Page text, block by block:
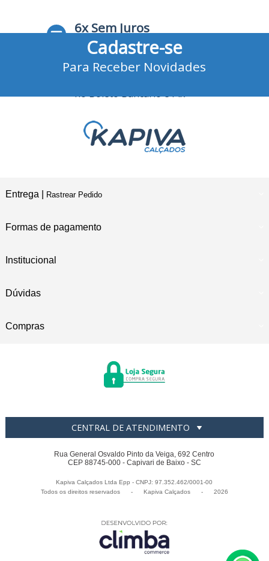
6x Sem Juros
no Cartão de Crédito
no Boleto Bancário e Pix
Cadastre-se
Para Receber Novidades
Entrega | Rastrear Pedido
Formas de pagamento
Institucional
Dúvidas
Compras
CENTRAL DE ATENDIMENTO
Rua General Osvaldo Pinto da Veiga, 692 Centro
CEP 88745-000 - Capivari de Baixo - SC
Kapiva Calçados Ltda Epp - CNPJ: 97.352.462/0001-00
Todos os direitos reservados
- Kapiva Calçados - 2026